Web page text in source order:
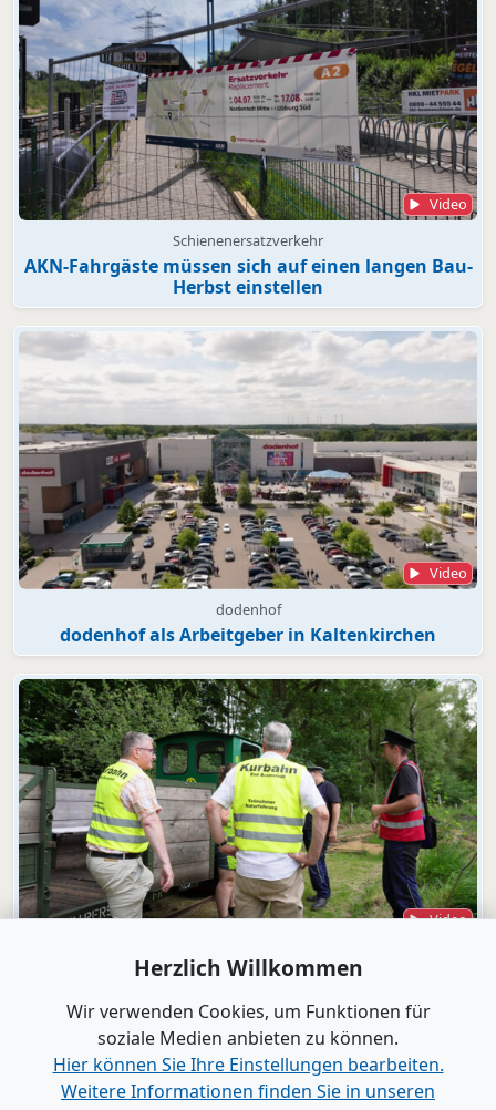
Video
Schienenersatzverkehr
AKN-Fahrgäste müssen sich auf einen langen Bau-
Herbst einstellen
Video
dodenhof
dodenhof als Arbeitgeber in Kaltenkirchen
Video
Bad Bramstedt
"Wir wollen die Moorbahn aus dem
Dornröschenschlaf wecken"
Alle Videos anzeigen
Herzlich Willkommen
Wir verwenden Cookies, um Funktionen für
soziale Medien anbieten zu können.
Hier können Sie Ihre Einstellungen bearbeiten.
Weitere Informationen finden Sie in unseren